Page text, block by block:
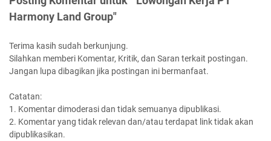
Harmony Land Group"
Terima kasih sudah berkunjung.
Silahkan memberi Komentar, Kritik, dan Saran terkait postingan.
Jangan lupa dibagikan jika postingan ini bermanfaat.
Catatan:
1. Komentar dimoderasi dan tidak semuanya dipublikasi.
2. Komentar yang tidak relevan dan/atau terdapat link tidak akan
dipublikasikan.